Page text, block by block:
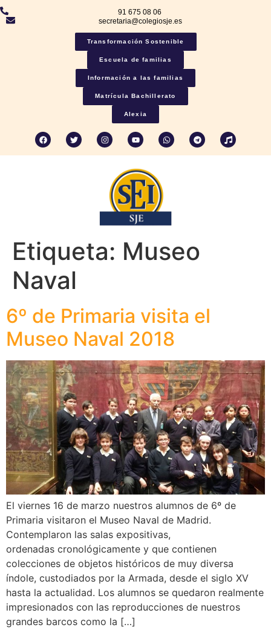
91 675 08 06
secretaria@colegiosje.es
Transformación Sostenible
Escuela de familias
Información a las familias
Matrícula Bachillerato
Alexia
Etiqueta: Museo
Naval
6º de Primaria visita el
Museo Naval 2018
El viernes 16 de marzo nuestros alumnos de 6º de
Primaria visitaron el Museo Naval de Madrid.
Contemplaron las salas expositivas,
ordenadas cronológicamente y que contienen
colecciones de objetos históricos de muy diversa
índole, custodiados por la Armada, desde el siglo XV
hasta la actualidad. Los alumnos se quedaron realmente
impresionados con las reproducciones de nuestros
grandes barcos como la […]